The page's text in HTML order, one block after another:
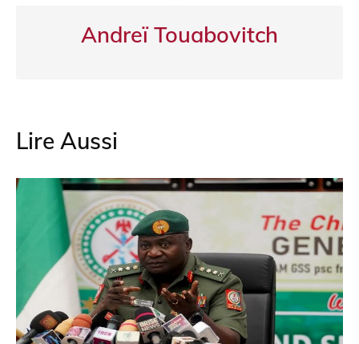
Andreï Touabovitch
Lire Aussi